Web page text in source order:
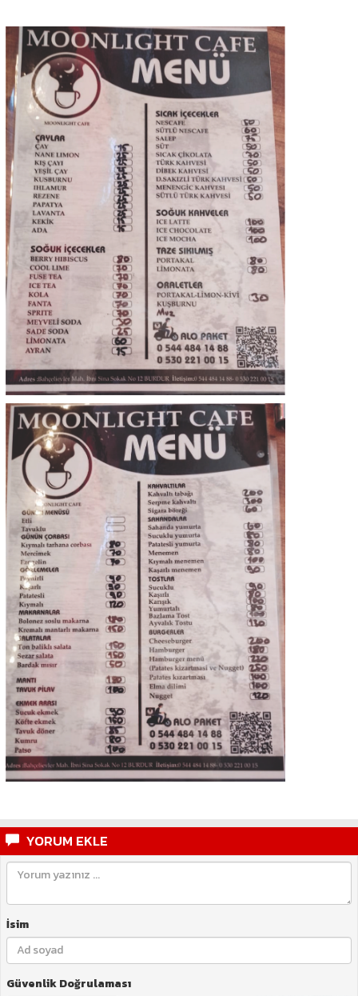
YORUM EKLE
İsim
Güvenlik Doğrulaması